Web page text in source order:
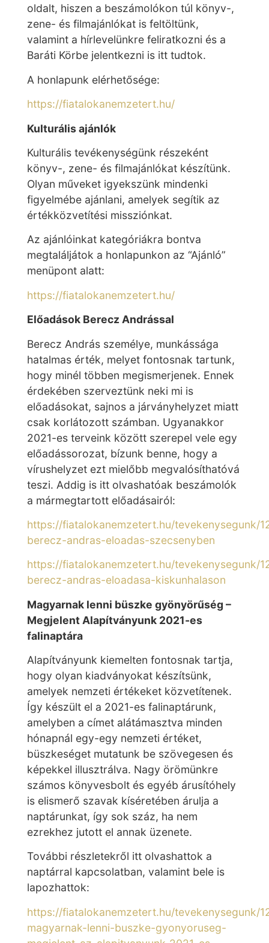
oldalt, hiszen a beszámolókon túl könyv-,
zene- és filmajánlókat is feltöltünk,
valamint a hírlevelünkre feliratkozni és a
Baráti Körbe jelentkezni is itt tudtok.
A honlapunk elérhetősége:
https://fiatalokanemzetert.hu/
Kulturális ajánlók
Kulturális tevékenységünk részeként
könyv-, zene- és filmajánlókat készítünk.
Olyan műveket igyekszünk mindenki
figyelmébe ajánlani, amelyek segítik az
értékközvetítési missziónkat.
Az ajánlóinkat kategóriákra bontva
megtaláljátok a honlapunkon az “Ajánló”
menüpont alatt:
https://fiatalokanemzetert.hu/
Előadások Berecz Andrással
Berecz András személye, munkássága
hatalmas érték, melyet fontosnak tartunk,
hogy minél többen megismerjenek. Ennek
érdekében szerveztünk neki mi is
előadásokat, sajnos a járványhelyzet miatt
csak korlátozott számban. Ugyanakkor
2021-es terveink között szerepel vele egy
előadássorozat, bízunk benne, hogy a
vírushelyzet ezt mielőbb megvalósíthatóvá
teszi. Addig is itt olvashatóak beszámolók
a mármegtartott előadásairól:
https://fiatalokanemzetert.hu/tevekenysegunk/
berecz-andras-eloadas-szecsenyben
https://fiatalokanemzetert.hu/tevekenysegunk/
berecz-andras-eloadasa-kiskunhalason
Magyarnak lenni büszke gyönyörűség –
Megjelent Alapítványunk 2021-es
falinaptára
Alapítványunk kiemelten fontosnak tartja,
hogy olyan kiadványokat készítsünk,
amelyek nemzeti értékeket közvetítenek.
Így készült el a 2021-es falinaptárunk,
amelyben a címet alátámasztva minden
hónapnál egy-egy nemzeti értéket,
büszkeséget mutatunk be szövegesen és
képekkel illusztrálva. Nagy örömünkre
számos könyvesbolt és egyéb árusítóhely
is elismerő szavak kíséretében árulja a
naptárunkat, így sok száz, ha nem
ezrekhez jutott el annak üzenete.
További részletekről itt olvashattok a
naptárral kapcsolatban, valamint bele is
lapozhattok:
https://fiatalokanemzetert.hu/tevekenysegunk/
magyarnak-lenni-buszke-gyonyoruseg-